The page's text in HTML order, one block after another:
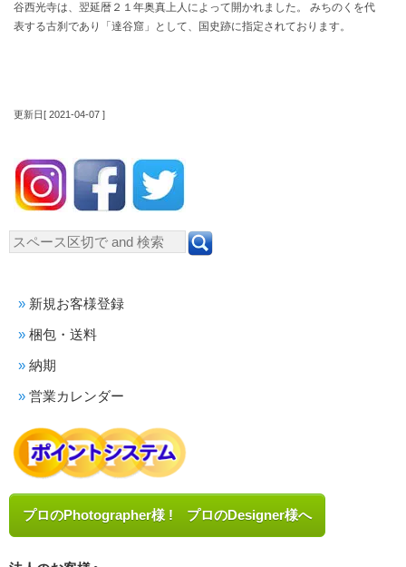
谷西光寺は、翌延暦２１年奥真上人によって開かれました。 みちのくを代
表する古刹であり「達谷窟」として、国史跡に指定されております。
更新日[ 2021-04-07 ]
新規お客様登録
梱包・送料
納期
営業カレンダー
プロのPhotographer様 ! プロのDesigner様へ